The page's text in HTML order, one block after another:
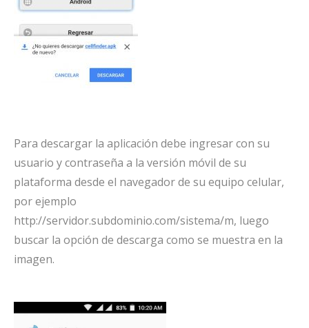
Para descargar la aplicación debe ingresar con su
usuario y contraseña a la versión móvil de su
plataforma desde el navegador de su equipo celular,
por ejemplo
http://servidor.subdominio.com/sistema/m, luego
buscar la opción de descarga como se muestra en la
imagen.